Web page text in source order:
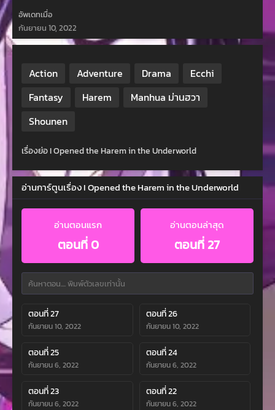
อัพเดทเมื่อ
กันยายน 10, 2022
Action Adventure Drama
Ecchi
Fantasy
Harem
Manhua ม่านฮวา
Shounen
เรื่องย่อ I Opened the Harem in the Underworld
อ่านการ์ตูนเรื่อง I Opened the Harem in the Underworld
อ่านตอนแรก
ตอนที่ 0
อ่านตอนล่าสุด
ตอนที่ 27
ตอนที่ 27
กันยายน 10, 2022
ตอนที่ 26
กันยายน 10, 2022
ตอนที่ 25
กันยายน 6, 2022
ตอนที่ 24
กันยายน 6, 2022
ตอนที่ 23
กันยายน 6, 2022
ตอนที่ 22
กันยายน 6, 2022